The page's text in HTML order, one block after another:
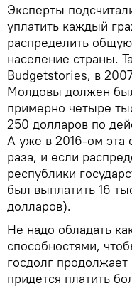
Эксперты
уплатить каждый
распределить
население страны.
Budgetstories, в
Молдовы должен
примерно четыре
250 долларов по
А уже в 2016-ом эта
раза, и если
республики
был выплатить 16
долларов).
Не надо обладать
способностями,
госдолг
придется платить